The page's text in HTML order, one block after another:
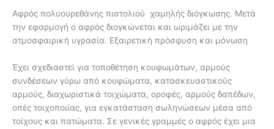
Αφρός πολυουρεθάνης πιστολιού χαμηλής διόγκωσης. Μετά
την εφαρμογή ο αφρός διογκώνεται και ωριμάζει με την
ατμοσφαιρική υγρασία. Εξαιρετική πρόσφυση και μόνωση
Έχει σχεδιαστεί για τοποθέτηση κουφωμάτων, αρμούς
συνδέσεων γύρω από κουφώματα, κατασκευαστικούς
αρμούς, διαχωριστικά τοιχώματα, οροφές, αρμούς δαπέδων,
οπές τοιχοποιίας, για εγκατάσταση σωληνώσεων μέσα από
τοίχους και πατώματα. Σε γενικές γραμμές ο αφρός έχει μια